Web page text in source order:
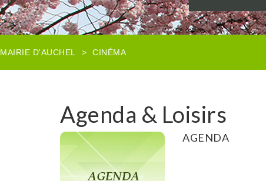
MAIRIE D'AUCHEL > CINÉMA
Agenda & Loisirs
AGENDA